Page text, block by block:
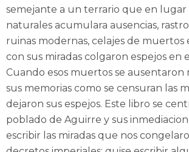
semejante a un terrario que en lugar
naturales acumulara ausencias,
ruinas modernas, celajes de muertos
con sus miradas colgaron espejos en
Cuando esos muertos se ausentaron
sus memorias como se censuran las
dejaron sus espejos. Este libro se
poblado de Aguirre y sus
escribir las miradas que nos